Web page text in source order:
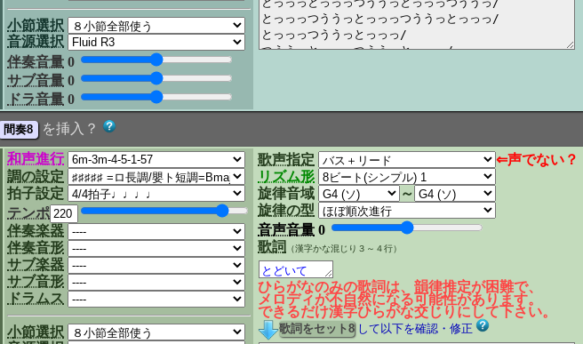
小節選択
音源選択
伴奏音量 0
サブ音量 0
ドラ音量 0
を挿入？
和声進行
調の設定
拍子設定
テンポ
伴奏楽器
伴奏音形
サブ楽器
サブ音形
ドラムス
小節選択
歌声指定
⇐声でない？
リズム形
旋律音域
～
旋律の型
音声音量 0
歌詞
（漢字かな混じり３～４行）
ひらがなのみの歌詞は、韻律推定が困難で、
メロディが不自然になる可能性があります。
できるだけ漢字ひらがな交じりにして下さい。
して以下を確認・修正